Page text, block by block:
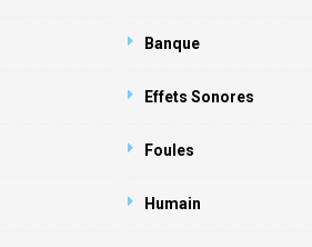
Banque
Effets Sonores
Foules
Humain